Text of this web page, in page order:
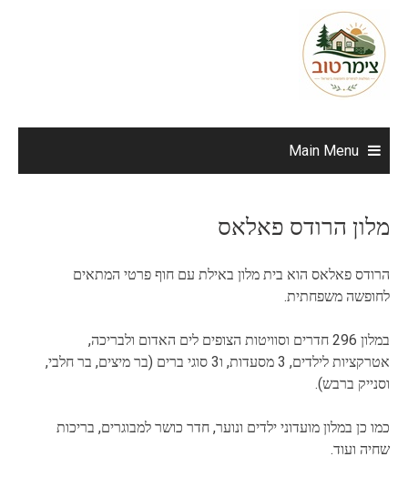
content
Main Menu
מלון הרודס פאלאס
הרודס פאלאס הוא בית מלון באילת עם חוף פרטי המתאים
לחופשה משפחתית.
במלון 296 חדרים וסוויטות הצופים לים האדום ולבריכה,
אטרקציות לילדים, 3 מסעדות, ו3 סוגי ברים (בר מיצים, בר חלבי,
וסנייק ברבש).
כמו כן במלון מועדוני ילדים ונוער, חדר כושר למבוגרים, בריכות
שחיה ועוד.